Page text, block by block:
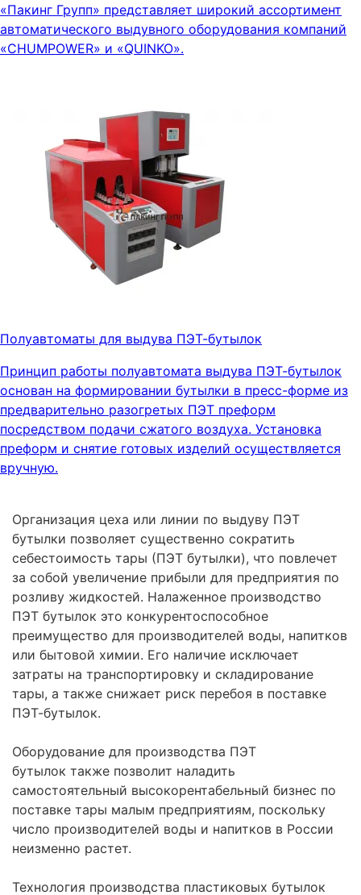
«Пакинг Групп» представляет широкий ассортимент
автоматического выдувного оборудования компаний
«СHUMPOWER» и «QUINKO».
Полуавтоматы для выдува ПЭТ-бутылок
Принцип работы полуавтомата выдува ПЭТ-бутылок
основан на формировании бутылки в пресс-форме из
предварительно разогретых ПЭТ преформ
посредством подачи сжатого воздуха. Установка
преформ и снятие готовых изделий осуществляется
вручную.
Организация цеха или линии по выдуву ПЭТ
бутылки позволяет существенно сократить
себестоимость тары (ПЭТ бутылки), что повлечет
за собой увеличение прибыли для предприятия по
розливу жидкостей. Налаженное производство
ПЭТ бутылок это конкурентоспособное
преимущество для производителей воды, напитков
или бытовой химии. Его наличие исключает
затраты на транспортировку и складирование
тары, а также снижает риск перебоя в поставке
ПЭТ-бутылок.
Оборудование для производства ПЭТ
бутылок также позволит наладить
самостоятельный высокорентабельный бизнес по
поставке тары малым предприятиям, поскольку
число производителей воды и напитков в России
неизменно растет.
Технология производства пластиковых бутылок